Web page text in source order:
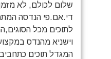
שלום לכולם, לא
די.אם.פי הנדסה
לתוכים מכל
וישניא מהנדס
המגדל תוכים